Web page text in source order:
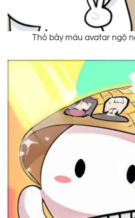
Thỏ bảy màu avatar ngộ